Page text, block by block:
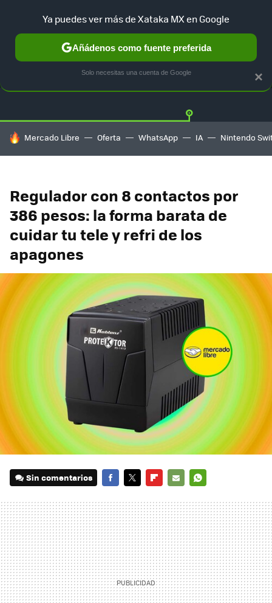
GUÍA DE COMPRAS MERCADO LIBRE
HOY SE HABLA DE
Mercado Libre Oferta WhatsApp IA Nintendo
Regulador con 8 contactos por
386 pesos: la forma barata de
cuidar tu tele y refri de los
apagones
Sin comentarios
MAIL
×
Ya puedes ver más de Xataka MX en Google
Añádenos como fuente preferida
Solo necesitas una cuenta de Google